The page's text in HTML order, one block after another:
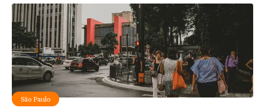
São Paulo